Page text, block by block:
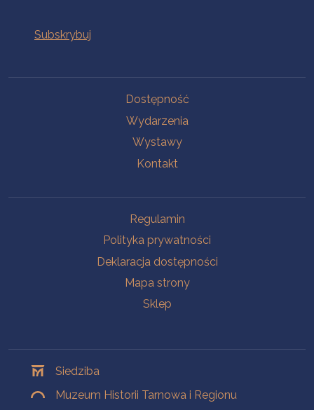
Dostępność
Wydarzenia
Wystawy
Kontakt
Regulamin
Polityka prywatności
Deklaracja dostępności
Mapa strony
Sklep
Siedziba
Muzeum Historii Tarnowa i Regionu